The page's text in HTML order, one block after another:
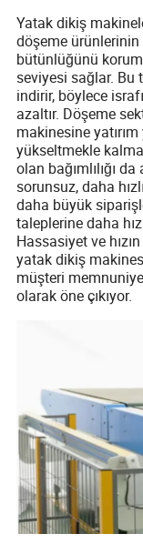
Yatak dikiş
döşeme
bütünlüğünü
seviyesi sağlar. Bu
indirir, böylece
azaltır. Döşeme
makinesine
yükseltmekle
olan bağımlılığı
sorunsuz, daha
daha büyük
taleplerine daha
Hassasiyet ve
yatak dikiş
müşteri
olarak öne çıkıyor.